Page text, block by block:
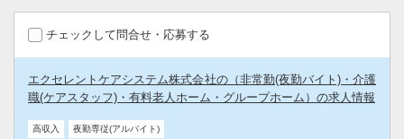
チェックして問合せ・応募する
エクセレントケアシステム株式会社の（非常勤(夜勤バイト)・介護
職(ケアスタッフ)・有料老人ホーム・グループホーム）の求人情報
高収入 夜勤専従(アルバイト)